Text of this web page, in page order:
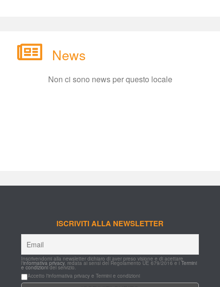
New
Non ci sono news per questo locale
ISCRIVITI ALLA NEWSLETTER
Inscrivendomi alla newsletter dichiaro di aver preso visione e di acettare
l'informativa privacy, redata ai sensi del Regolamento UE 679/2016 e i Termini
e condizioni del servizio.
Accetto l'informativa privacy e Termini e condizioni